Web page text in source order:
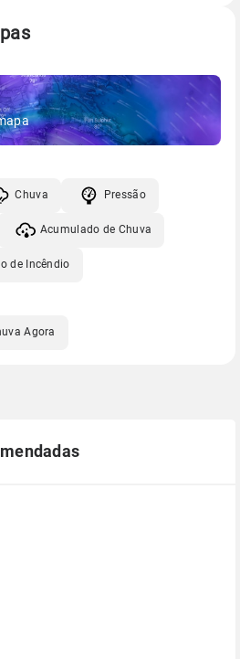
Chuva Pressão
Acumulado de Chuva
de Incêndio
Agora